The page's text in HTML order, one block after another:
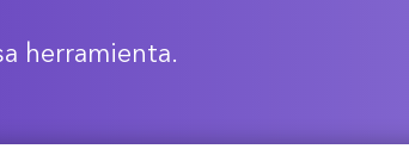
herramienta.